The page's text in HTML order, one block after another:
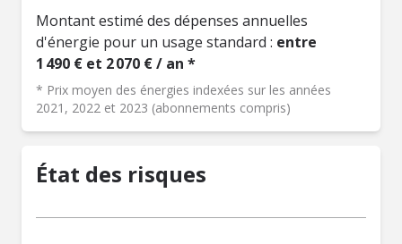
Montant estimé des dépenses annuelles
d'énergie pour un usage standard : entre
1 490 € et 2 070 € / an *
* Prix moyen des énergies indexées sur les années
2021, 2022 et 2023 (abonnements compris)
État des risques